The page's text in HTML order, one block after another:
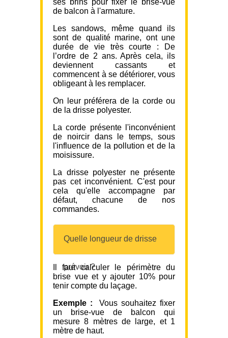
ses brins pour fixer le brise-vue
de balcon à l'armature.
Les sandows, même quand ils
sont de qualité marine, ont une
durée de vie très courte : De
l’ordre de 2 ans. Après cela, ils
deviennent cassants et
commencent à se détériorer, vous
obligeant à les remplacer.
On leur préférera de la corde ou
de la drisse polyester.
La corde présente l'inconvénient
de noircir dans le temps, sous
l'influence de la pollution et de la
moisissure.
La drisse polyester ne présente
pas cet inconvénient. C'est pour
cela qu'elle accompagne par
défaut, chacune de nos
commandes.
Quelle longueur de drisse
prévoir ?
Il faut calculer le périmètre du
brise vue et y ajouter 10% pour
tenir compte du laçage.
Exemple :
Vous souhaitez fixer
un brise-vue de balcon qui
mesure 8 mètres de large, et 1
mètre de haut.